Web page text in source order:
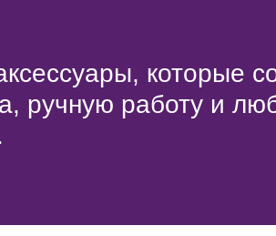
которые
ручную работу и